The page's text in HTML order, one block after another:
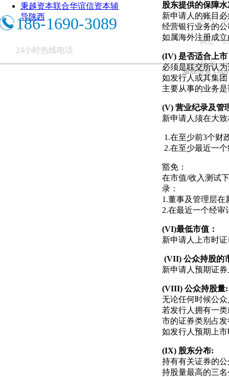
秉越资本联合华谊信资本辅
导陕西
股东提供的保障
新申请人的账目
经营银行业务的
如属海外注册成
(IV) 是否适合上市
必须是联交所认
如发行人或其集
主要从事的业务
(V) 营业纪录及管
新申请人须在大
1.在至少前3个财
2.在至少最近一
豁免：
在市值/收入测试
录：
1.董事及管理层
2.在最近一个经
(VI)最低市值：
新申请人上市时
(VII) 公众持股的
新申请人预期证
(VIII) 公众持股量:
无论任何时候公
若发行人拥有一
市的证券类别占
如发行人预期上
(IX) 股东分布:
持有有关证券的
持股量最高的三
186-1690-3089
24小时热线电话
公司：
网址
邮 箱：
版权所有